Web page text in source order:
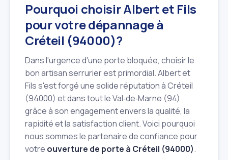
Pourquoi choisir Albert et Fils
pour votre dépannage à
Créteil (94000)?
Dans l'urgence d'une porte bloquée, choisir le
bon artisan serrurier est primordial. Albert et
Fils s'est forgé une solide réputation à Créteil
(94000) et dans tout le Val‑de‑Marne (94)
grâce à son engagement envers la qualité, la
rapidité et la satisfaction client. Voici pourquoi
nous sommes le partenaire de confiance pour
votre ouverture de porte à Créteil (94000).